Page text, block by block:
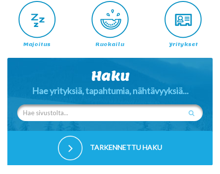
Majoitus Ruokailu Yritykset
Haku
Hae yrityksiä, tapahtumia, nähtävyyksiä...
TARKENNETTU HAKU